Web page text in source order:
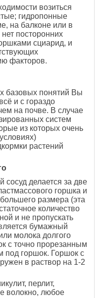
возиться
гидропонные
на балконе или в
посторонних
сциарид, и
факторов.
базовых понятий Вы
и с гораздо
на почве. В случае
систем
из которых очень
растений
делается за две
горшка и
размера (эта
количество
и не пропускать
бумажный
молока долгого
с точно прорезанным
под горшок. Горшок с
в раствор на 1-2
перлит,
волокно, любое